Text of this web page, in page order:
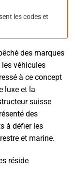
les codes et
des marques
véhicules
à ce concept
luxe et la
suisse
des
à défier les
et marine.
réside